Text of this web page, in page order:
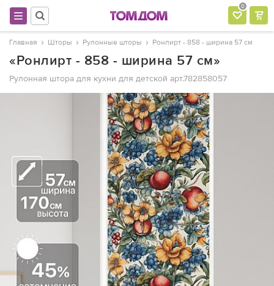
0
Главная Шторы Рулонные шторы Ронлирт - 858 - ширина 57 см
«Ронлирт - 858 - ширина 57 см»
Рулонная штора для кухни для детской арт.782858057